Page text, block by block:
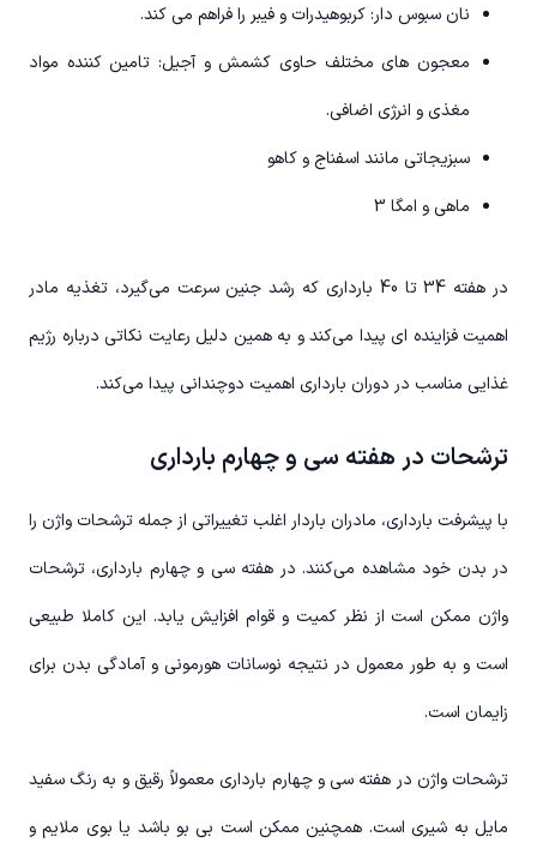
نان سبوس دار: کربوهیدرات و فیبر را فراهم می کند.
معجون های مختلف حاوی کشمش و آجیل: تامین کننده مواد
مغذی و انرژی اضافی.
سبزیجاتی مانند اسفناج و کاهو
ماهی و امگا 3
در هفته 34 تا 40 بارداری که رشد جنین سرعت می‌گیرد، تغذیه مادر
اهمیت فزاینده ای پیدا می‌کند و به همین دلیل رعایت نکاتی درباره رژیم
غذایی مناسب در دوران بارداری اهمیت دوچندانی پیدا می‌کند.
ترشحات در هفته سی و چهارم بارداری
با پیشرفت بارداری، مادران باردار اغلب تغییراتی از جمله ترشحات واژن را
در بدن خود مشاهده می‌کنند. در هفته سی و چهارم بارداری، ترشحات
واژن ممکن است از نظر کمیت و قوام افزایش یابد. این کاملا طبیعی
است و به طور معمول در نتیجه نوسانات هورمونی و آمادگی بدن برای
زایمان است.
ترشحات واژن در هفته سی و چهارم بارداری معمولاً رقیق و به رنگ سفید
مایل به شیری است. همچنین ممکن است بی بو باشد یا بوی ملایم و